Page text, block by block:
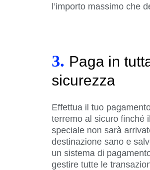
l’importo massimo che
3. Paga in
sicurezza
Effettua il tuo
terremo al sicuro finché
speciale non sarà
destinazione sano e
un sistema di
gestire tutte le